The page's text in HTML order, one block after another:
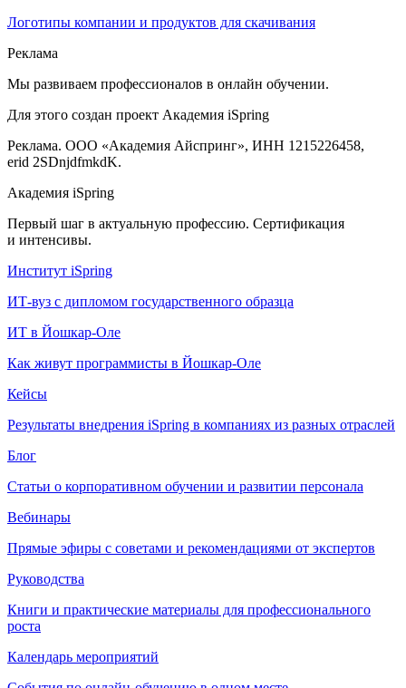
Логотипы компании и продуктов для скачивания
Реклама
Мы развиваем профессионалов в онлайн обучении.
Для этого создан проект Академия iSpring
Реклама. ООО «Академия Айспринг», ИНН 1215226458,
erid 2SDnjdfmkdK.
Академия iSpring
Первый шаг в актуальную профессию. Сертификация
и интенсивы.
Институт iSpring
ИТ-вуз с дипломом государственного образца
ИТ в Йошкар-Оле
Как живут программисты в Йошкар‑Оле
Кейсы
Результаты внедрения iSpring в компаниях из разных отраслей
Блог
Статьи о корпоративном обучении и развитии персонала
Вебинары
Прямые эфиры с советами и рекомендациями от экспертов
Руководства
Книги и практические материалы для профессионального
роста
Календарь мероприятий